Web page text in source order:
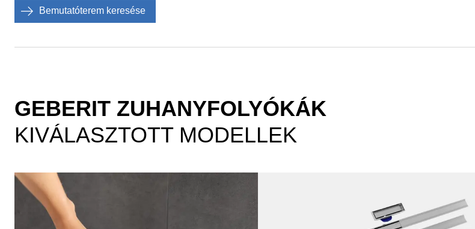
Bemutatóterem keresése
GEBERIT ZUHANYFOLYÓKÁK
KIVÁLASZTOTT MODELLEK